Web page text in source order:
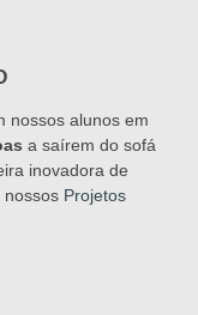
nossos alunos em
a saírem do sofá
inovadora de
nossos Projetos